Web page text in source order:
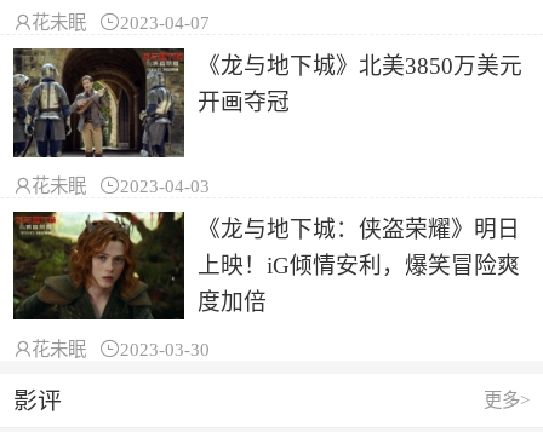
花未眠 2023-04-07
《龙与地下城》北美3850万美元
开画夺冠
花未眠 2023-04-03
《龙与地下城：侠盗荣耀》明日
上映！iG倾情安利，爆笑冒险爽
度加倍
花未眠 2023-03-30
更多>
影评